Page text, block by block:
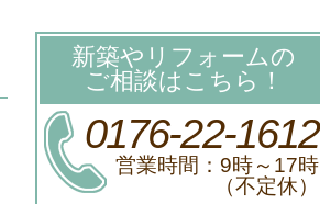
新築やリフォームの
ご相談はこちら！
0176-22-1612
営業時間：9時～17時
（不定休）